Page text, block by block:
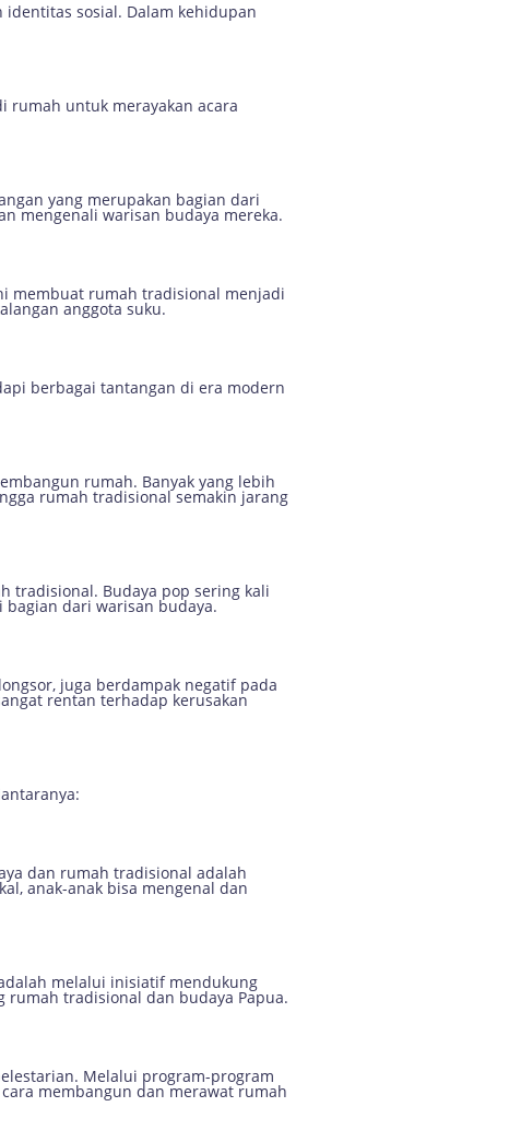
sosial. Dalam kehidupan
rumah untuk merayakan acara
yang merupakan bagian dari
mengenali warisan budaya mereka.
membuat rumah tradisional menjadi
anggota suku.
berbagai tantangan di era modern
rumah. Banyak yang lebih
rumah tradisional semakin jarang
tradisional. Budaya pop sering kali
dari warisan budaya.
juga berdampak negatif pada
rentan terhadap kerusakan
dan rumah tradisional adalah
anak-anak bisa mengenal dan
melalui inisiatif mendukung
tradisional dan budaya Papua.
Melalui program-program
membangun dan merawat rumah